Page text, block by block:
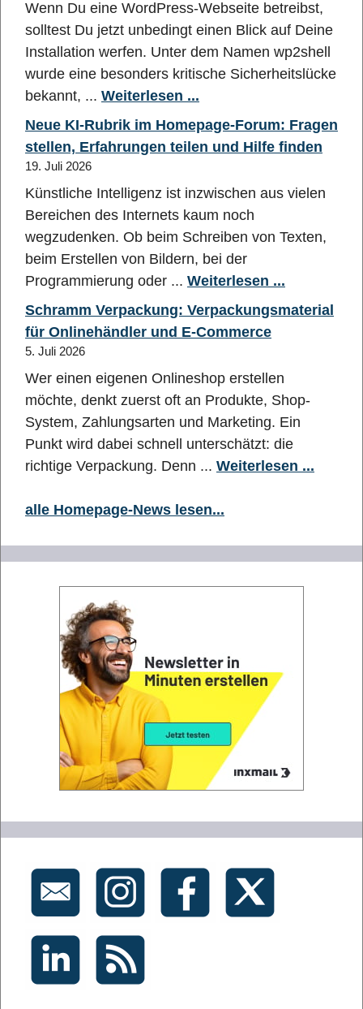
Wenn Du eine WordPress-Webseite betreibst,
solltest Du jetzt unbedingt einen Blick auf Deine
Installation werfen. Unter dem Namen wp2shell
wurde eine besonders kritische Sicherheitslücke
bekannt, ... Weiterlesen ...
Neue KI-Rubrik im Homepage-Forum: Fragen
stellen, Erfahrungen teilen und Hilfe finden
19. Juli 2026
Künstliche Intelligenz ist inzwischen aus vielen
Bereichen des Internets kaum noch
wegzudenken. Ob beim Schreiben von Texten,
beim Erstellen von Bildern, bei der
Programmierung oder ... Weiterlesen ...
Schramm Verpackung: Verpackungsmaterial
für Onlinehändler und E-Commerce
5. Juli 2026
Wer einen eigenen Onlineshop erstellen
möchte, denkt zuerst oft an Produkte, Shop-
System, Zahlungsarten und Marketing. Ein
Punkt wird dabei schnell unterschätzt: die
richtige Verpackung. Denn ... Weiterlesen ...
alle Homepage-News lesen...